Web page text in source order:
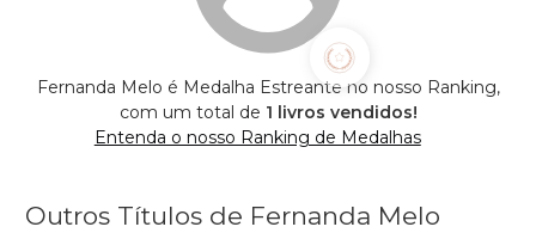
Fernanda Melo é Medalha Estreante no nosso Ranking,
com um total de 1 livros vendidos!
Entenda o nosso Ranking de Medalhas
Outros Títulos de Fernanda Melo